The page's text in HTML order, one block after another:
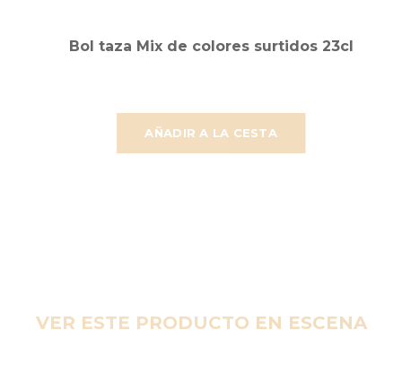
AÑADIR A LA CESTA
Bol taza Mix de colores surtidos 23cl
VER ESTE PRODUCTO EN ESCENA